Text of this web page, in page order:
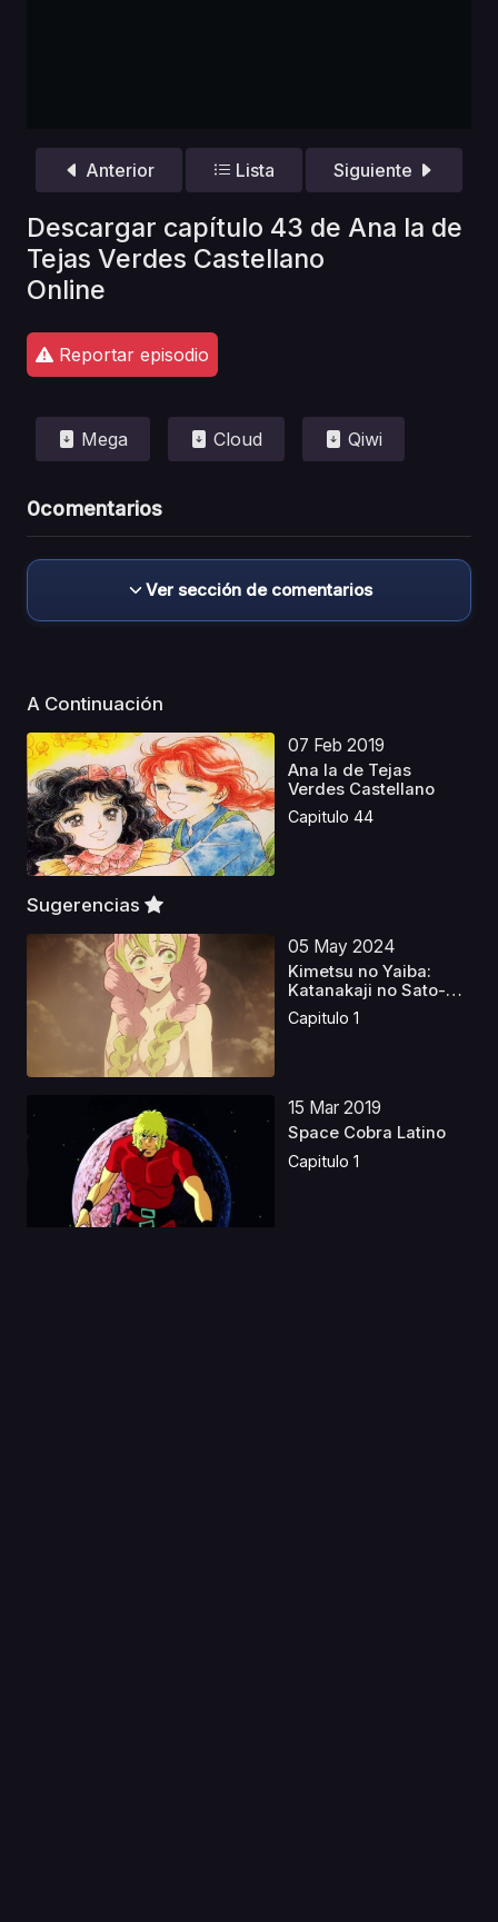
Anterior Lista Siguiente
Descargar capítulo 43 de Ana la de
Tejas Verdes Castellano
Online
Reportar episodio
Mega Cloud Qiwi
0comentarios
Ver sección de comentarios
A Continuación
07 Feb 2019
Ana la de Tejas
Verdes Castellano
Capitulo 44
Sugerencias
05 May 2024
Kimetsu no Yaiba:
Katanakaji no Sato-
hen...
Capitulo 1
15 Mar 2019
Space Cobra Latino
Capitulo 1